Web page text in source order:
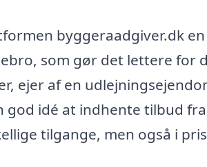
byggeraadgiver.dk
som gør det lettere for
ejer af en
god idé at indhente tilbud
tilgange, men også i